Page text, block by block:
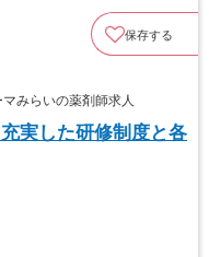
保存する
みらいの薬剤師求人
実した研修制度と各